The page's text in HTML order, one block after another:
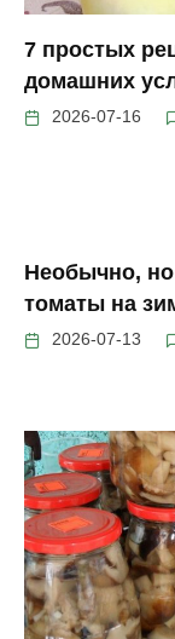
7 простых
домашних
2026-07-16
Необычно,
томаты на
2026-07-13